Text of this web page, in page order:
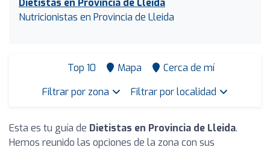
Dietistas en Provincia de Lleida
Nutricionistas en Provincia de Lleida
Top 10 Mapa
Cerca de mí
Filtrar por zona
Filtrar por localidad
Esta es tu guía de Dietistas en Provincia de Lleida.
Hemos reunido las opciones de la zona con sus